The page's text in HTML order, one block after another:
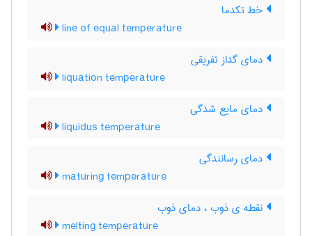
خط تکدما
line of equal temperature
دمای گداز تفریقی
liquation temperature
دمای مایع شدگی
liquidus temperature
دمای رسانندگی
maturing temperature
نقطه ی ذوب ، دمای ذوب
melting temperature